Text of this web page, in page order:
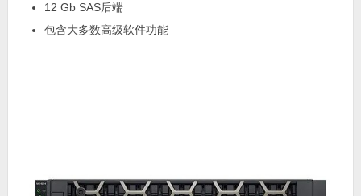
12 Gb SAS后端
包含大多数高级软件功能